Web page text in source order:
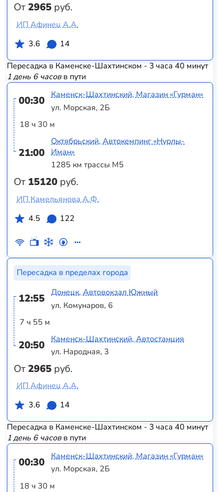
От2965 руб.
ИП Афинец А.А.
3.6
14
Пересадка в Каменске-Шахтинском - 3 часа 40 минут
1 день 6 часовв пути
00:30
18 ч 30 м
21:00
От 15120 руб.
Каменск-Шахтинский, Магазин «Гурман»
ул. Морская, 2Б
Октябрьский, Автокемпинг «Нурлы-
Иман»
1285 км трассы М5
ИП Камельянова А.Ф.
4.5
122
Пересадка в пределах города
12:55
7 ч 55 м
20:50
От2965 руб.
Донецк, Автовокзал Южный
ул. Комунаров, 6
Каменск-Шахтинский, Автостанция
ул. Народная, 3
ИП Афинец А.А.
3.6
14
Пересадка в Каменске-Шахтинском - 3 часа 40 минут
1 день 6 часовв пути
00:30
18 ч 30 м
Каменск-Шахтинский, Магазин «Гурман»
ул. Морская, 2Б